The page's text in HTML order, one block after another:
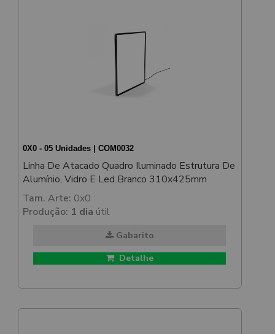
0X0 - 05 Unidades | COM0032
Linha De Atacado Quadro Iluminado Estrutura De
Alumínio, Vidro E Led Branco 310x425mm
Tam. Arte: 0x0
Produção: 1 dia útil
Gabarito
Detalhe